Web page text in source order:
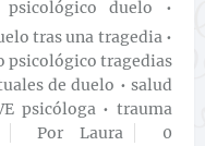
psicológico duelo •
tras una tragedia•
psicológico tragedias
de duelo •salud
psicóloga•trauma
Por Laura
0